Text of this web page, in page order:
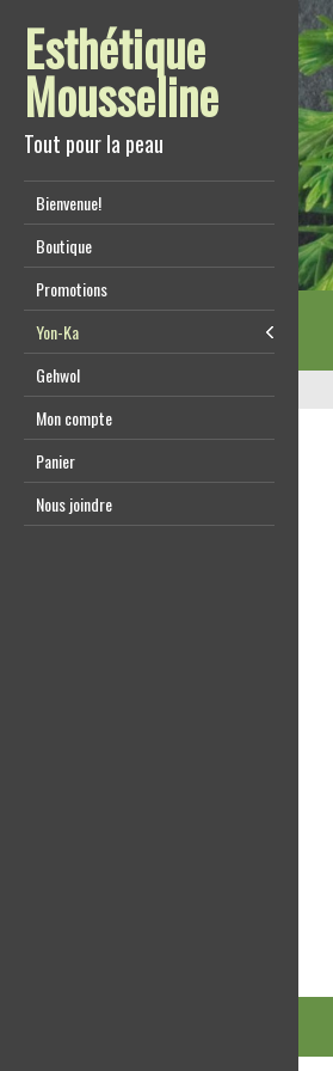
Esthétique
Mousseline
Tout pour la peau
Bienvenue!
Boutique
Promotions
Yon-Ka
Gehwol
Mon compte
Panier
Nous joindre